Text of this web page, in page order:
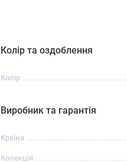
Колір та оздоблення
Колір
Виробник та гарантія
Країна
Колекція